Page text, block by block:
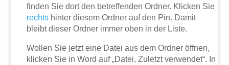
finden Sie dort den betreffenden Ordner. Klicken Sie
rechts hinter diesem Ordner auf den Pin. Damit
bleibt dieser Ordner immer oben in der Liste.
Wollen Sie jetzt eine Datei aus dem Ordner öffnen,
klicken Sie in Word auf „Datei, Zuletzt verwendet“. In